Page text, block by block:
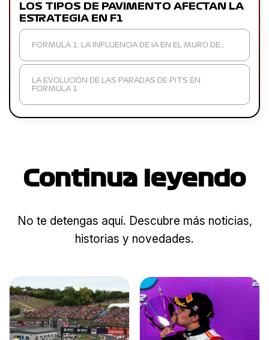
LOS TIPOS DE PAVIMENTO AFECTAN LA
ESTRATEGIA EN F1
FORMULA 1: LA INFLUENCIA DE IA EN EL MURO DE…
LA EVOLUCIÓN DE LAS PARADAS DE PITS EN
FORMULA 1
Continua leyendo
No te detengas aquí. Descubre más noticias,
historias y novedades.